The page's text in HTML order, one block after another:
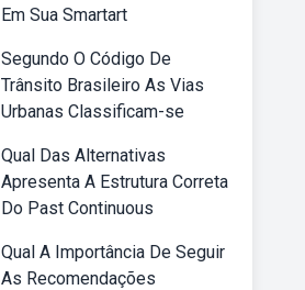
Em Sua Smartart
Segundo O Código De
Trânsito Brasileiro As Vias
Urbanas Classificam-se
Qual Das Alternativas
Apresenta A Estrutura Correta
Do Past Continuous
Qual A Importância De Seguir
As Recomendações